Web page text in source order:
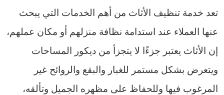
تعد خدمة تنظيف الأثاث من أهم الخدمات التي يبحث
عنها العملاء عند استدامة نظافة منزلهم أو مكان عملهم،
إن الأثاث يعتبر جزءًا لا يتجزأ من ديكور المساحات
ويتعرض بشكل مستمر للغبار والبقع والروائح غير
المرغوب فيها وللحفاظ على مظهره الجميل وتألقه،